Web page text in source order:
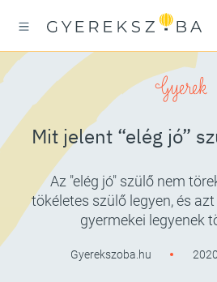
Gyerek
Mit jelent “elég jó”
Az "elég jó" szülő nem
tökéletes szülő legyen, és
gyermekei legyenek
Gyerekszoba.hu